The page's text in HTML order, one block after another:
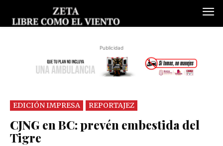
Publicidad
EDICIÓN IMPRESA REPORTAJEZ
CJNG en BC: prevén embestida del
Tigre